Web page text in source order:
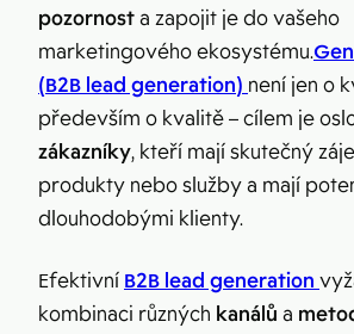
pozornosta zapojit je do vašeho
marketingového ekosystému.
(B2B lead generation) není jen o
především o kvalitě – cílem je
zákazníky, kteří mají skutečný
produkty nebo služby a mají
dlouhodobými klienty.
Efektivní B2B lead generation
kombinaci různých kanálů a